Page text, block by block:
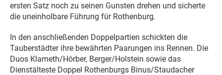
ersten Satz noch zu seinen Gunsten drehen und sicherte
die uneinholbare Führung für Rothenburg.
In den anschließenden Doppelpartien schickten die
Tauberstädter ihre bewährten Paarungen ins Rennen. Die
Duos Klameth/Hörber, Berger/Holstein sowie das
Dienstälteste Doppel Rothenburgs Binus/Staudacher